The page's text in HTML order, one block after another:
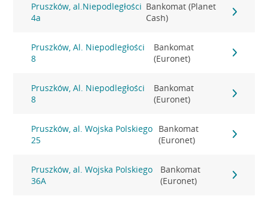
Pruszków, al.Niepodległości
4a
Bankomat (Planet
Cash)
Pruszków, Al. Niepodległości
8
Bankomat
(Euronet)
Pruszków, Al. Niepodległości
8
Bankomat
(Euronet)
Pruszków, al. Wojska Polskiego
25
Bankomat
(Euronet)
Pruszków, al. Wojska Polskiego
36A
Bankomat
(Euronet)